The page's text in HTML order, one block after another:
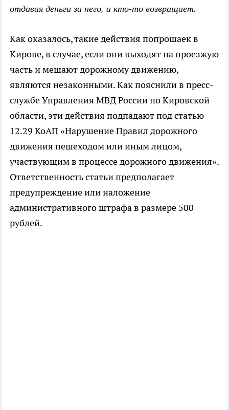
отдавая деньги за него, а кто-то возвращает.
Как оказалось, такие действия попрошаек в
Кирове, в случае, если они выходят на проезжую
часть и мешают дорожному движению,
являются незаконными. Как пояснили в пресс-
службе Управления МВД России по Кировской
области, эти действия подпадают под статью
12.29 КоАП «Нарушение Правил дорожного
движения пешеходом или иным лицом,
участвующим в процессе дорожного движения».
Ответственность статьи предполагает
предупреждение или наложение
административного штрафа в размере 500
рублей.